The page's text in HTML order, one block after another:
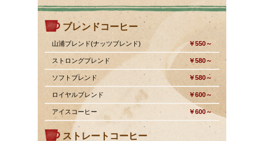
ブレンドコーヒー
山浦ブレンド(ナッツブレンド) ￥550～
ストロングブレンド ￥580～
ソフトブレンド ￥580～
ロイヤルブレンド ￥600～
アイスコーヒー ￥600～
ストレートコーヒー